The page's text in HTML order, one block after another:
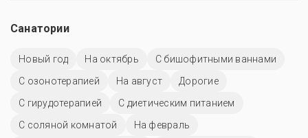
Санатории
Новый год На октябрь
С бишофитными ваннами
С озонотерапией
На август
Дорогие
С гирудотерапией
С диетическим питанием
С соляной комнатой
На февраль